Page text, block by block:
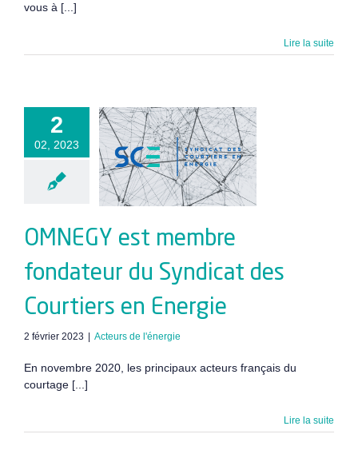
vous à [...]
Lire la suite
2
02, 2023
du
des
en
OMNEGY est membre
fondateur du Syndicat des
Courtiers en Energie
2 février 2023 Acteurs de l'énergie
En novembre 2020, les principaux acteurs français du
courtage [...]
Lire la suite